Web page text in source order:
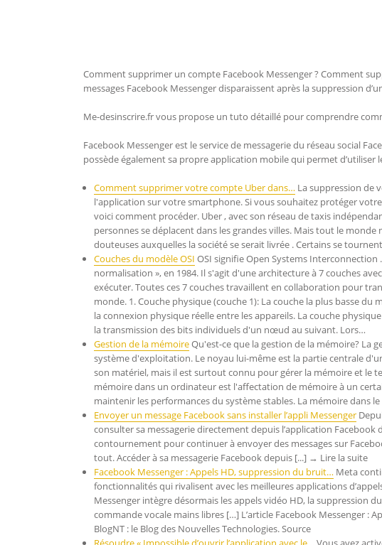
Comment supprimer un compte Facebook Messenger ? Comment
messages Facebook Messenger disparaissent après la suppression
Me-desinscrire.fr vous propose un tuto détaillé pour comprendre
Facebook Messenger est le service de messagerie du réseau social
possède également sa propre application mobile qui permet d’utiliser
Comment supprimer votre compte Uber dans… La suppression de
l'application sur votre smartphone. Si vous souhaitez protéger
voici comment procéder. Uber , avec son réseau de taxis
personnes se déplacent dans les grandes villes. Mais tout le
douteuses auxquelles la société se serait livrée . Certains se
Couches du modèle OSI OSI signifie Open Systems
normalisation », en 1984. Il s'agit d'une architecture à 7 couches
exécuter. Toutes ces 7 couches travaillent en collaboration pour
monde. 1. Couche physique (couche 1): La couche la plus basse
la connexion physique réelle entre les appareils. La couche
la transmission des bits individuels d'un nœud au suivant. Lors…
Gestion de la mémoireQu'est-ce que la gestion de la mémoire? La
système d'exploitation. Le noyau lui-même est la partie centrale
son matériel, mais il est surtout connu pour gérer la mémoire et le
mémoire dans un ordinateur est l'affectation de mémoire à un
maintenir les performances du système stables. La mémoire dans
Envoyer un message Facebook sans installer l’appli Messenger
consulter sa messagerie directement depuis l’application
contournement pour continuer à envoyer des messages sur
tout. Accéder à sa messagerie Facebook depuis [...] → Lire la suite
Facebook Messenger : Appels HD, suppression du bruit… Meta
fonctionnalités qui rivalisent avec les meilleures applications
Messenger intègre désormais les appels vidéo HD, la suppression
commande vocale mains libres […] L’article Facebook Messenger :
BlogNT : le Blog des Nouvelles Technologies. Source